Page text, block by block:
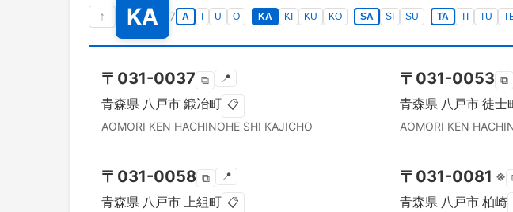
↑ KA 7 A U O KA KI KU KO SA SI SU TA TI TU
〒 031-0037 ⧉ 📍
青森県 八戸市 鍛冶町 📋
AOMORI KEN HACHINOHE SHI KAJICHO
〒 031-0053 ⧉
青森県 八戸市 徒士
AOMORI KEN
〒 031-0058 ⧉ 📍
青森県 八戸市 上組町 📋
〒 031-0081 ※
青森県 八戸市 柏崎